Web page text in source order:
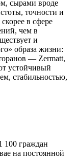
сырами вроде
точности и
в сфере
чем в
и
образа жизни:
— Zermatt,
устойчивый
стабильностью,
100 граждан
на постоянной